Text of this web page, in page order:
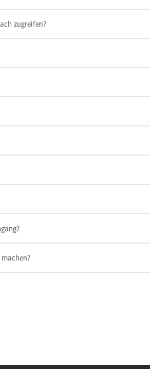
zugreifen?